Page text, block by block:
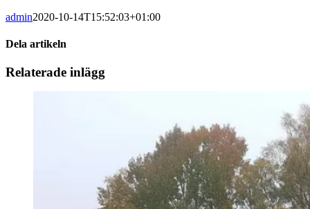
admin2020-10-14T15:52:03+01:00
Dela artikeln
Facebook
Twitter
LinkedIn
WhatsApp
Tumblr
Pinterest
E-
Relaterade inlägg